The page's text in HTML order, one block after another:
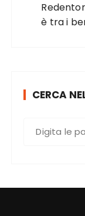
è tra i
CERCA